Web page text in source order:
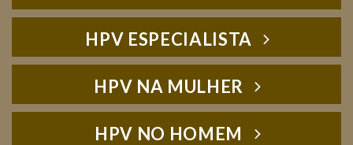
HPV ESPECIALISTA
HPV NA MULHER
HPV NO HOMEM